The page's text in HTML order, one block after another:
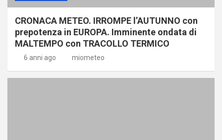
CRONACA METEO. IRROMPE l’AUTUNNO con
prepotenza in EUROPA. Imminente ondata di
MALTEMPO con TRACOLLO TERMICO
6 anni ago miometeo